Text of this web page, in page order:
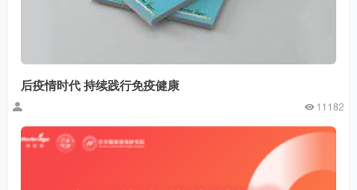
后疫情时代 持续践行免疫健康
11182